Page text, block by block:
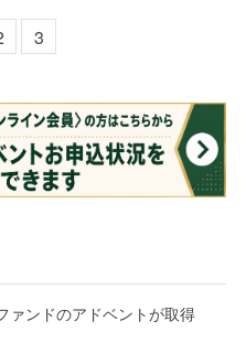
3
ンドのアドベントが取得